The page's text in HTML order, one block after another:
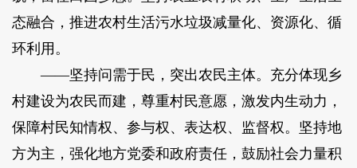
态融合，推进农村生活污水垃圾减量化、资源化、循
环利用。
——坚持问需于民，突出农民主体。充分体现乡
村建设为农民而建，尊重村民意愿，激发内生动力，
保障村民知情权、参与权、表达权、监督权。坚持地
方为主，强化地方党委和政府责任，鼓励社会力量积